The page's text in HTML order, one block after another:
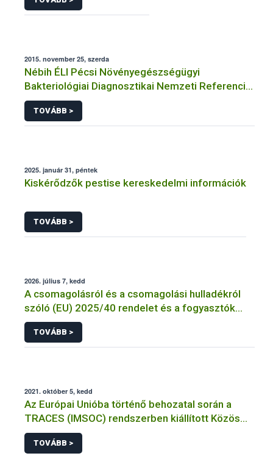
2015. november 25, szerda
Nébih ÉLI Pécsi Növényegészségügyi
Bakteriológiai Diagnosztikai Nemzeti Referencia
Laboratórium
TOVÁBB >
2025. január 31, péntek
Kiskérődzők pestise kereskedelmi információk
TOVÁBB >
2026. július 7, kedd
A csomagolásról és a csomagolási hulladékról
szóló (EU) 2025/40 rendelet és a fogyasztók
élelmiszerekkel kapcsolatos tájékoztatásáról
szóló 1169/2011/EU rendelet jelölési
kötelezettségeinek összehangolásáról szóló
TOVÁBB >
2021. október 5, kedd
Az Európai Unióba történő behozatal során a
TRACES (IMSOC) rendszerben kiállított Közös
Egészségügyi Beléptetési Okmány: KEBO-D
(angolul: CHEDD) használata
TOVÁBB >